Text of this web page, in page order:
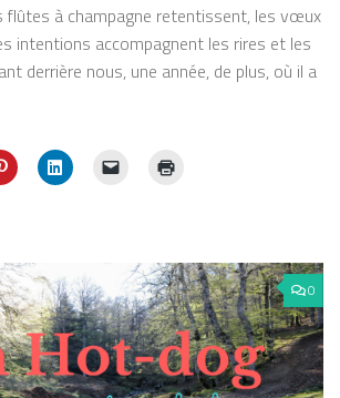
flûtes à champagne retentissent, les vœux
intentions accompagnent les rires et les
derrière nous, une année, de plus, où il a
0